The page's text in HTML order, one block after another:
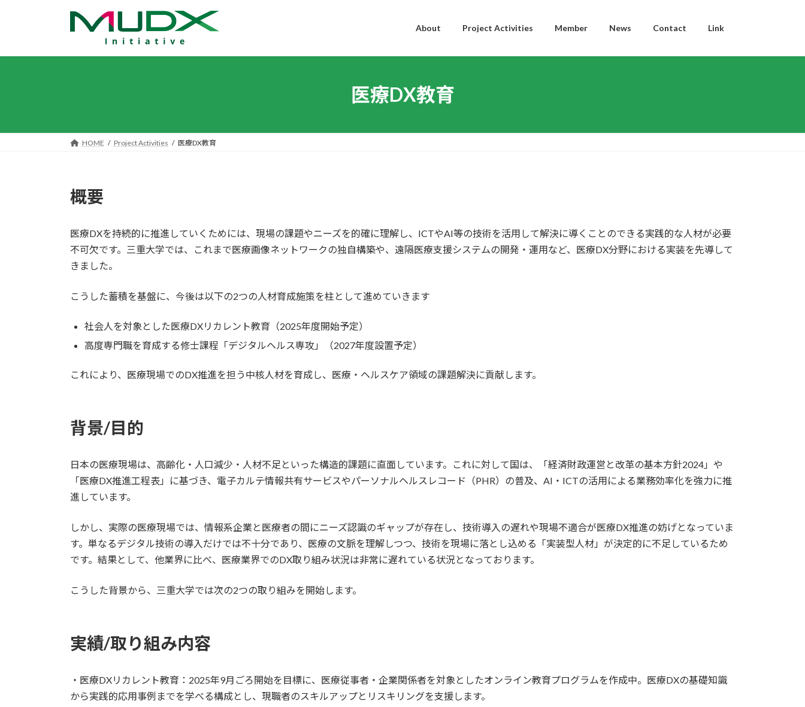
プ
動
About Project Activities Member News Contact Link
医療DX教育
HOME Project Activities 医療DX教育
概要
医療DXを持続的に推進していくためには、現場の課題やニーズを的確に理解し、ICTやAI等の技術を活用して解決に導くことのできる実践的な人材が必要
不可欠です。三重大学では、これまで医療画像ネットワークの独自構築や、遠隔医療支援システムの開発・運用など、医療DX分野における実装を先導して
きました。
こうした蓄積を基盤に、今後は以下の2つの人材育成施策を柱として進めていきます
社会人を対象とした医療DXリカレント教育（2025年度開始予定）
高度専門職を育成する修士課程「デジタルヘルス専攻」（2027年度設置予定）
これにより、医療現場でのDX推進を担う中核人材を育成し、医療・ヘルスケア領域の課題解決に貢献します。
背景/目的
日本の医療現場は、高齢化・人口減少・人材不足といった構造的課題に直面しています。これに対して国は、「経済財政運営と改革の基本方針2024」や
「医療DX推進工程表」に基づき、電子カルテ情報共有サービスやパーソナルヘルスレコード（PHR）の普及、AI・ICTの活用による業務効率化を強力に推
進しています。
しかし、実際の医療現場では、情報系企業と医療者の間にニーズ認識のギャップが存在し、技術導入の遅れや現場不適合が医療DX推進の妨げとなっていま
す。単なるデジタル技術の導入だけでは不十分であり、医療の文脈を理解しつつ、技術を現場に落とし込める「実装型人材」が決定的に不足しているため
です。結果として、他業界に比べ、医療業界でのDX取り組み状況は非常に遅れている状況となっております。
こうした背景から、三重大学では次の2つの取り組みを開始します。
実績/取り組み内容
・医療DXリカレント教育：2025年9月ごろ開始を目標に、医療従事者・企業関係者を対象としたオンライン教育プログラムを作成中。医療DXの基礎知識
から実践的応用事例までを学べる構成とし、現職者のスキルアップとリスキリングを支援します。